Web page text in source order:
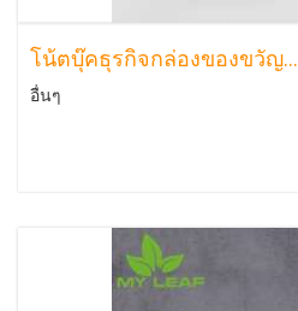
โน้ตบุ๊คธุรกิจกล่องของขวัญ...
อื่นๆ